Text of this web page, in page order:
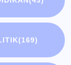
(169)